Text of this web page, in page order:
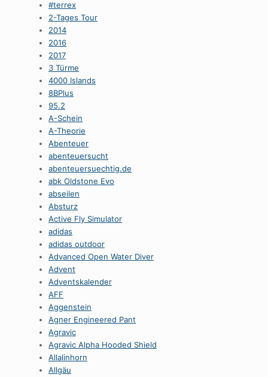
#terrex
2-Tages Tour
2014
2016
2017
3 Türme
4000 Islands
8BPlus
95.2
A-Schein
A-Theorie
Abenteuer
abenteuersucht
abenteuersuechtig.de
abk Oldstone Evo
abseilen
Absturz
Active Fly Simulator
adidas
adidas outdoor
Advanced Open Water Diver
Advent
Adventskalender
AFF
Aggenstein
Agner Engineered Pant
Agravic
Agravic Alpha Hooded Shield
Allalinhorn
Allgäu